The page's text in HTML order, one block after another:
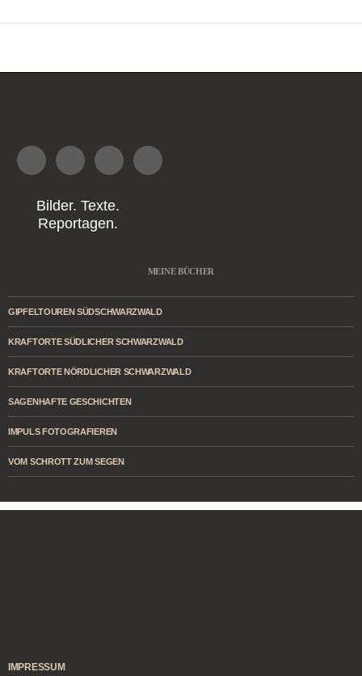
Bilder. Texte.
Reportagen.
MEINE BÜCHER
GIPFELTOUREN SÜDSCHWARZWALD
KRAFTORTE SÜDLICHER SCHWARZWALD
KRAFTORTE NÖRDLICHER SCHWARZWALD
SAGENHAFTE GESCHICHTEN
IMPULS FOTOGRAFIEREN
VOM SCHROTT ZUM SEGEN
IMPRESSUM